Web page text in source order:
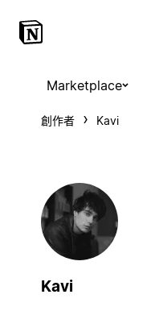
Marketplace
創作者 Kavi
Kavi